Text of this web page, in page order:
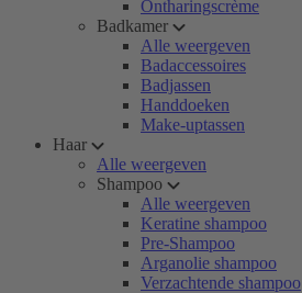
Ontharingscrème
Badkamer
Alle weergeven
Badaccessoires
Badjassen
Handdoeken
Make-uptassen
Haar
Alle weergeven
Shampoo
Alle weergeven
Keratine shampoo
Pre-Shampoo
Arganolie shampoo
Verzachtende shampoo